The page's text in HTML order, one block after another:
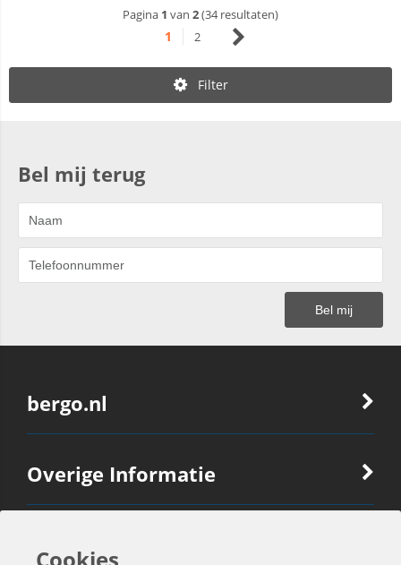
Pagina 1 van 2(34 resultaten)
1 2
Filter
Bel mij terug
bergo.nl
Overige Informatie
Ook Interessant